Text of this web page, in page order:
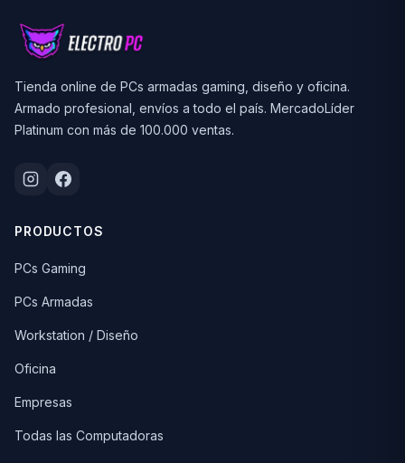
Tienda online de PCs armadas gaming, diseño y oficina.
Armado profesional, envíos a todo el país. MercadoLíder
Platinum con más de 100.000 ventas.
PRODUCTOS
PCs Gaming
PCs Armadas
Workstation / Diseño
Oficina
Empresas
Todas las Computadoras